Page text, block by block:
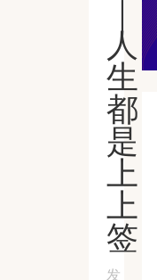
人
生
都
是
上
上
签
发